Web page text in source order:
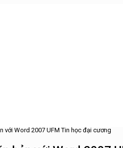
với Word 2007 UFM Tin học đại cương